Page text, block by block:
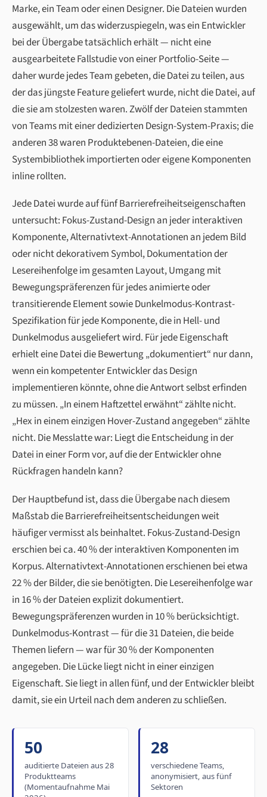
Marke, ein Team oder einen Designer. Die Dateien wurden
ausgewählt, um das widerzuspiegeln, was ein Entwickler
bei der Übergabe tatsächlich erhält — nicht eine
ausgearbeitete Fallstudie von einer Portfolio-Seite —
daher wurde jedes Team gebeten, die Datei zu teilen, aus
der das jüngste Feature geliefert wurde, nicht die Datei, auf
die sie am stolzesten waren. Zwölf der Dateien stammten
von Teams mit einer dedizierten Design-System-Praxis; die
anderen 38 waren Produktebenen-Dateien, die eine
Systembibliothek importierten oder eigene Komponenten
inline rollten.
Jede Datei wurde auf fünf Barrierefreiheitseigenschaften
untersucht: Fokus-Zustand-Design an jeder interaktiven
Komponente, Alternativtext-Annotationen an jedem Bild
oder nicht dekorativem Symbol, Dokumentation der
Lesereihenfolge im gesamten Layout, Umgang mit
Bewegungspräferenzen für jedes animierte oder
transitierende Element sowie Dunkelmodus-Kontrast-
Spezifikation für jede Komponente, die in Hell- und
Dunkelmodus ausgeliefert wird. Für jede Eigenschaft
erhielt eine Datei die Bewertung „dokumentiert“ nur dann,
wenn ein kompetenter Entwickler das Design
implementieren könnte, ohne die Antwort selbst erfinden
zu müssen. „In einem Haftzettel erwähnt“ zählte nicht.
„Hex in einem einzigen Hover-Zustand angegeben“ zählte
nicht. Die Messlatte war: Liegt die Entscheidung in der
Datei in einer Form vor, auf die der Entwickler ohne
Rückfragen handeln kann?
Der Hauptbefund ist, dass die Übergabe nach diesem
Maßstab die Barrierefreiheitsentscheidungen weit
häufiger vermisst als beinhaltet. Fokus-Zustand-Design
erschien bei ca. 40 % der interaktiven Komponenten im
Korpus. Alternativtext-Annotationen erschienen bei etwa
22 % der Bilder, die sie benötigten. Die Lesereihenfolge war
in 16 % der Dateien explizit dokumentiert.
Bewegungspräferenzen wurden in 10 % berücksichtigt.
Dunkelmodus-Kontrast — für die 31 Dateien, die beide
Themen liefern — war für 30 % der Komponenten
angegeben. Die Lücke liegt nicht in einer einzigen
Eigenschaft. Sie liegt in allen fünf, und der Entwickler bleibt
damit, sie ein Urteil nach dem anderen zu schließen.
50
auditierte Dateien aus 28
Produktteams
(Momentaufnahme Mai
28
verschiedene Teams,
anonymisiert, aus fünf
Sektoren